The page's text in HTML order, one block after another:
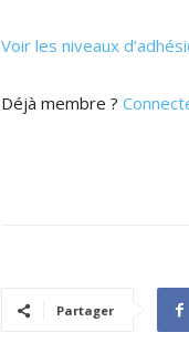
Voir les niveaux
Déjà membre ?
Partager